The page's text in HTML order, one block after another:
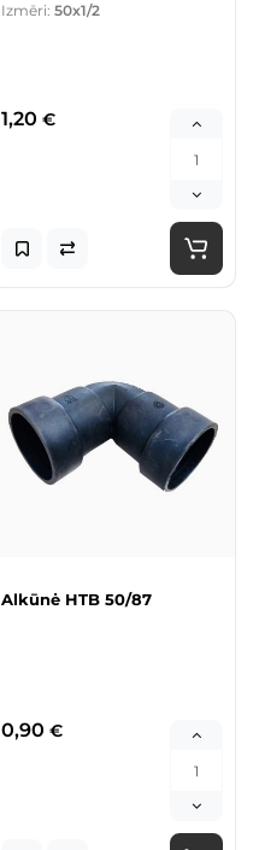
Izmēri: 50x1/2
1,20 €
Alkūnė HTB 50/87
0,90 €